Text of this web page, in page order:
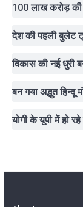
100 लाख करोड़ की
देश की पहली बुलेट
विकास की नई धुरी
बन गया अद्भुत हिन्दू
योगी के यूपी में हो